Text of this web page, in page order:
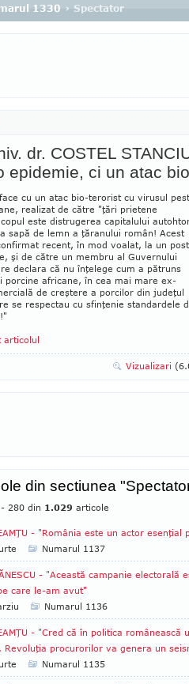
1330 › Spectator
dr. COSTEL
epidemie, ci un atac
cu un atac bio-terorist cu vi­rusul
realizat de către "ţări prie­tene
este distrugerea ca­pi­ta­lului
sapă de lemn a ţă­ranului român! Acest
re­cent, în mod voalat, la un post
şi de către un mem­bru al Guvernului
de­clara că nu în­ţe­lege cum a pă­truns
por­cine africane, în cea mai ma­re ex­
de creş­tere a por­cilor din ju­deţul
se res­pec­tau cu sfinţenie stan­dar­dele
articolul
Vizualizari
din sectiunea
280 din 1.029 articole
- "România este un actor esenţial
Numarul 1137
- "Această campanie electorală
care le-am avut"
Numarul 1136
- "Cred că în politica românească
Revoluţia procurorilor va genera un
Numarul 1135